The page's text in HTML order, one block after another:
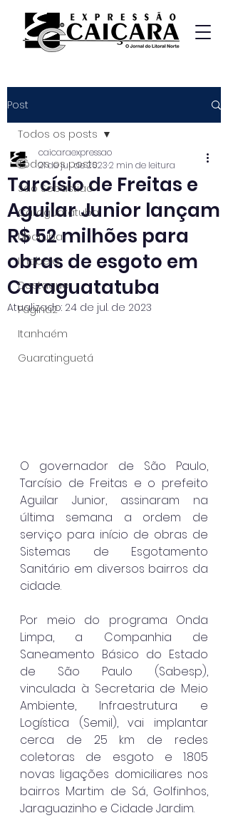
Post
Todos os posts
São Sebastião
Caraguatatuba
Ubatuba
Ilhabela
Destaque
Página2
Itanhaém
Guaratinguetá
Todos os posts
Tarcísio de Freitas e
Aguilar Junior lançam
R$ 52 milhões para
obras de esgoto em
Caraguatatuba
caicaraexpressao
21 de jul. de 20232 min de leitura
Atualizado: 24 de jul. de 2023
O governador de São Paulo,
Tarcísio de Freitas e o prefeito
Aguilar Junior, assinaram na
última semana a ordem de
serviço para início de obras de
Sistemas de Esgotamento
Sanitário em diversos bairros da
cidade.
Por meio do programa Onda
Limpa, a Companhia de
Saneamento Básico do Estado
de São Paulo (Sabesp),
vinculada à Secretaria de Meio
Ambiente, Infraestrutura e
Logística (Semil), vai implantar
cerca de 25 km de redes
coletoras de esgoto e 1.805
novas ligações domiciliares nos
bairros Martim de Sá, Golfinhos,
Jaraguazinho e Cidade Jardim.